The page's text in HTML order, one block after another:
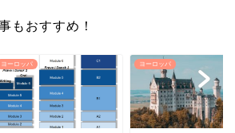
もおすすめ！
ヨーロッパ ヨーロッパ